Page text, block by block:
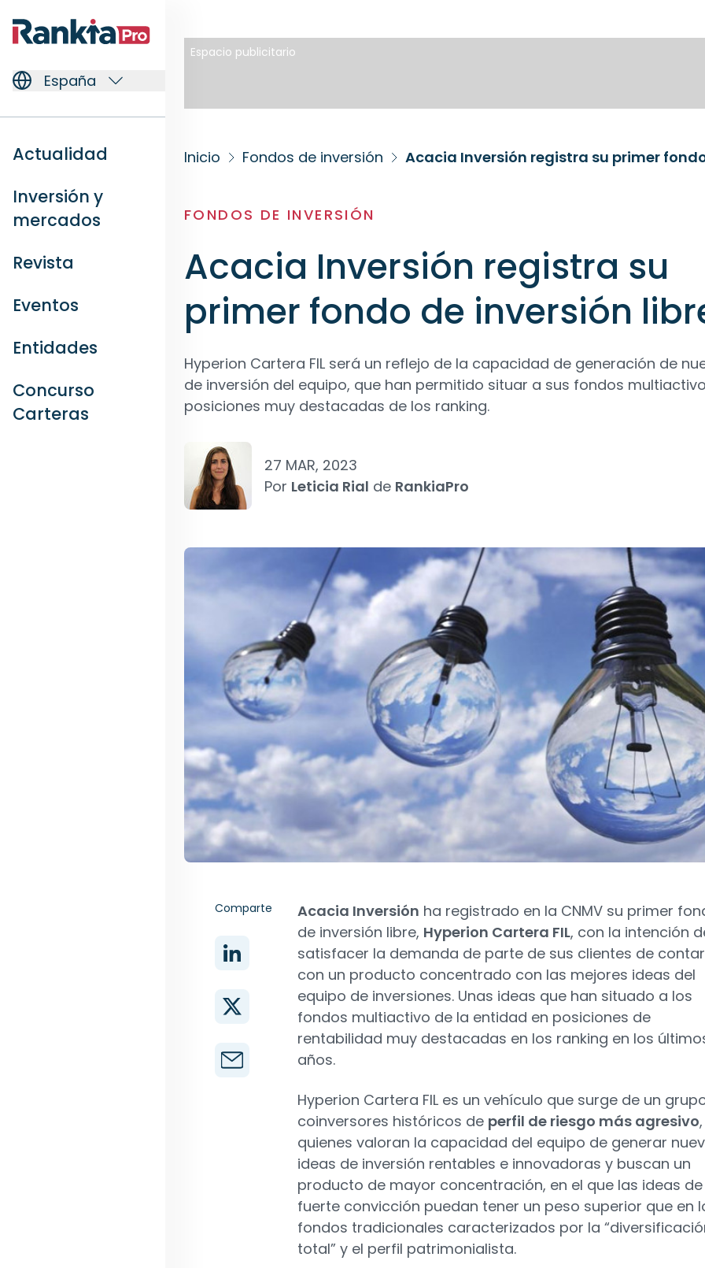
España
Actualidad
Inversión y
mercados
Revista
Eventos
Entidades
Concurso
Carteras
Espacio publicitario
Inicio Fondos de inversión Acacia Inversión registra su primer
FONDOS DE INVERSIÓN
Acacia Inversión registra su
primer fondo de inversión
Hyperion Cartera FIL será un reflejo de la capacidad de generación de
de inversión del equipo, que han permitido situar a sus fondos
posiciones muy destacadas de los ranking.
27 MAR, 2023
Por Leticia Rial de RankiaPro
Comparte Acacia Inversión ha registrado en la CNMV su primer
de inversión libre, Hyperion Cartera FIL, con la intención
satisfacer la demanda de parte de sus clientes de contar
con un producto concentrado con las mejores ideas del
equipo de inversiones. Unas ideas que han situado a los
fondos multiactivo de la entidad en posiciones de
rentabilidad muy destacadas en los ranking en los
años.
Hyperion Cartera FIL es un vehículo que surge de un
coinversores históricos de perfil de riesgo más agresivo,
quienes valoran la capacidad del equipo de generar
ideas de inversión rentables e innovadoras y buscan un
producto de mayor concentración, en el que las ideas de
fuerte convicción puedan tener un peso superior que en
fondos tradicionales caracterizados por la
total” y el perfil patrimonialista.